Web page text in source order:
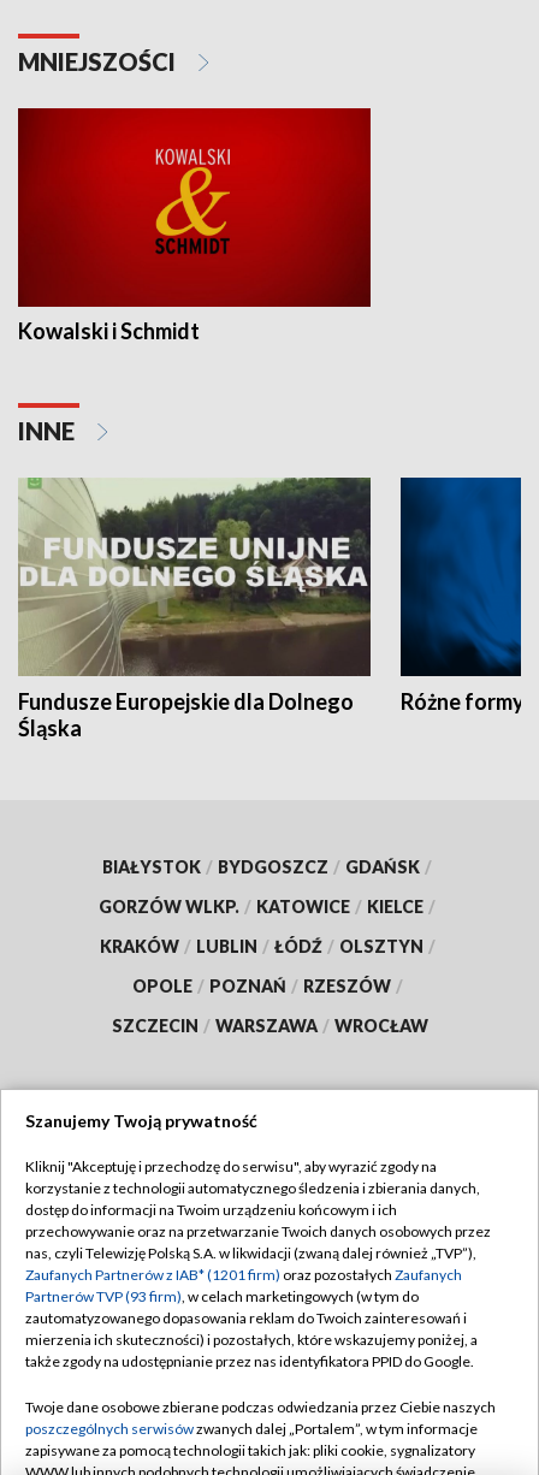
MNIEJSZOŚCI
Kowalski i Schmidt
INNE
Fundusze Europejskie dla Dolnego
Śląska
Różne formy
BIAŁYSTOK / BYDGOSZCZ / GDAŃSK /
GORZÓW WLKP. / KATOWICE / KIELCE /
KRAKÓW / LUBLIN / ŁÓDŹ / OLSZTYN /
OPOLE / POZNAŃ / RZESZÓW /
SZCZECIN / WARSZAWA / WROCŁAW
TVP
Abonament TVP
Emisja w TVP
Centrum informacji TVP
Naziemna Telewizja Cyfrowa
Rada Programowa
System NOS
Regulamin TVP
Polityka prywatności
Moje zgody
Pomoc
Kontakt
Szanujemy Twoją prywatność
Kliknij "Akceptuję i przechodzę do serwisu", aby wyrazić zgody na
korzystanie z technologii automatycznego śledzenia i zbierania danych,
dostęp do informacji na Twoim urządzeniu końcowym i ich
przechowywanie oraz na przetwarzanie Twoich danych osobowych przez
nas, czyli Telewizję Polską S.A. w likwidacji (zwaną dalej również „TVP”),
Zaufanych Partnerów z IAB* (1201 firm) oraz pozostałych Zaufanych
Partnerów TVP (93 firm), w celach marketingowych (w tym do
zautomatyzowanego dopasowania reklam do Twoich zainteresowań i
mierzenia ich skuteczności) i pozostałych, które wskazujemy poniżej, a
także zgody na udostępnianie przez nas identyfikatora PPID do Google.
Twoje dane osobowe zbierane podczas odwiedzania przez Ciebie naszych
poszczególnych serwisówzwanych dalej „Portalem”, w tym informacje
zapisywane za pomocą technologii takich jak: pliki cookie, sygnalizatory